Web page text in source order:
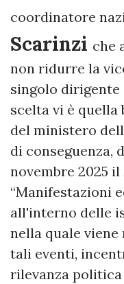
coordinatore
Scarinzi che
non ridurre la
singolo
scelta vi è quella
del ministero
di conseguenza,
novembre 2025
“Manifestazioni
all'interno delle
nella quale
tali eventi,
rilevanza politica